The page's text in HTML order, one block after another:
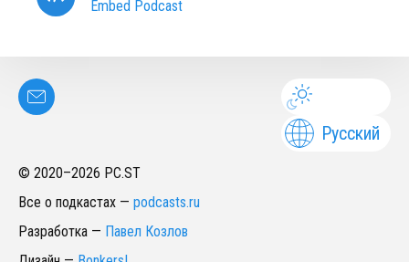
Embed Podcast
Русский
© 2020–2026 PC.ST
Все о подкастах — podcasts.ru
Разработка — Павел Козлов